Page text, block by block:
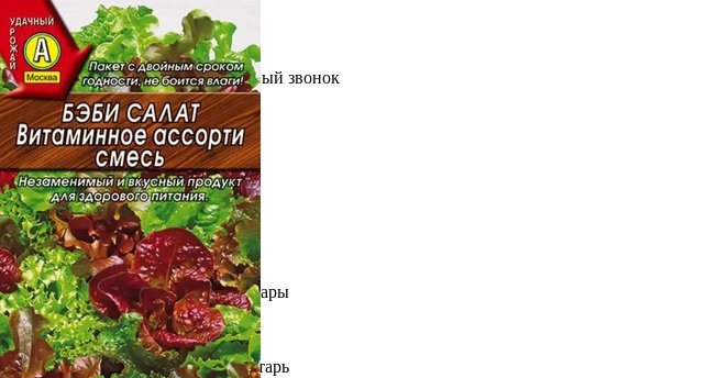
Выберите город
Обратный звонокЗаказать обратный звонок
Каталог
Семена
Грунты
Газонные травы, сидераты
Горшки, рассадники, аксессуары
Посадочный материал
Садовый инструмент, инвентарь